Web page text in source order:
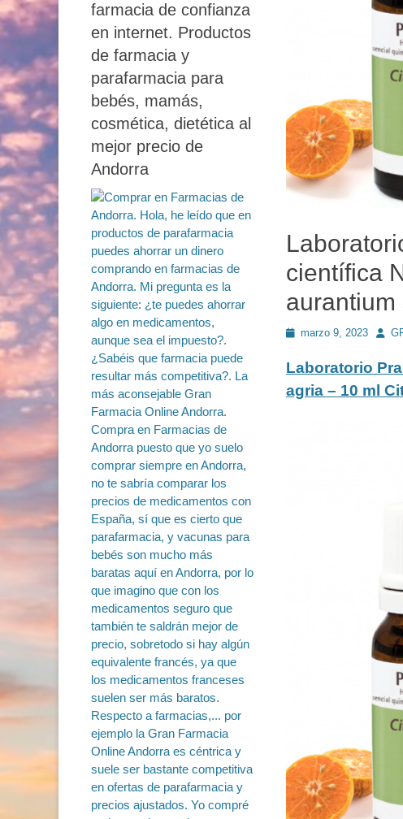
científica
aurantium
Publicado
marzo 9, 2023 Autor
Laboratorio
agria – 10 ml
farmacia de confianza
en internet. Productos
de farmacia y
parafarmacia para
bebés, mamás,
cosmética, dietética al
mejor precio de
Andorra